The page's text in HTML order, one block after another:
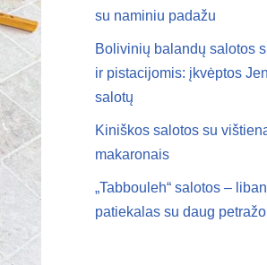
su naminiu padažu
Bolivinių balandų salotos
ir pistacijomis: įkvėptos
salotų
Kiniškos salotos su
makaronais
„Tabbouleh“ salotos –
patiekalas su daug